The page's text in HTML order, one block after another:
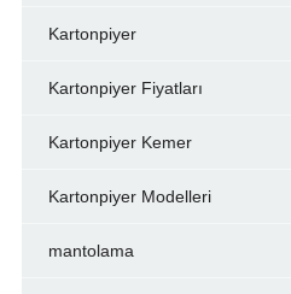
Kartonpiyer
Kartonpiyer Fiyatları
Kartonpiyer Kemer
Kartonpiyer Modelleri
mantolama